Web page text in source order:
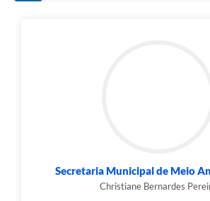
Secretaria Municipal de Meio
Christiane Bernardes